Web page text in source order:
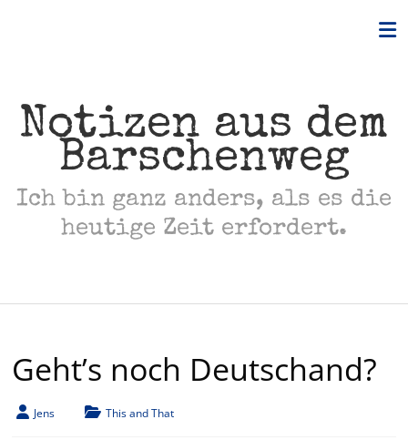
Notizen aus dem
Barschenweg
Ich bin ganz anders, als es die
heutige Zeit erfordert.
Geht’s noch Deutschand?
Jens This and That